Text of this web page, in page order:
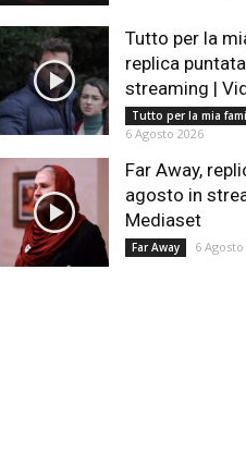
Tutto per la
replica
streaming |
Tutto per la mia
6 Agosto 2026
Far Away,
agosto in
Mediaset
Far Away 6